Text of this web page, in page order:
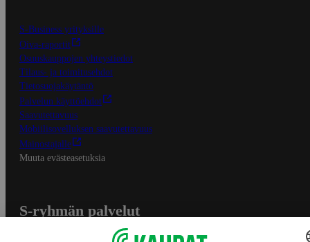
S-Business yrityksille
Oiva-raportit
Osuuskauppojen yhteystiedot
Tilaus- ja toimitusehdot
Tietosuojakäytäntö
Palvelun käyttöehdot
Saavutettavuus
Mobiilisovelluksen saavutettavuus
Mainostajalle
Muuta evästeasetuksia
S-ryhmän palvelut